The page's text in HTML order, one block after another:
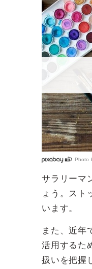
Photo
サラリーマ
ょう。スト
います。
また、近年
活用するた
扱いを把握